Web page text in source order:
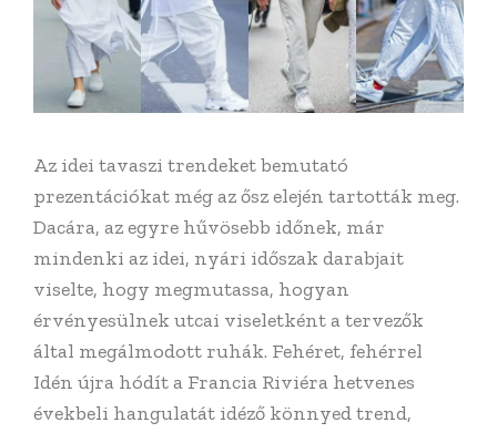
Az idei tavaszi trendeket bemutató
prezentációkat még az ősz elején tartották meg.
Dacára, az egyre hűvösebb időnek, már
mindenki az idei, nyári időszak darabjait
viselte, hogy megmutassa, hogyan
érvényesülnek utcai viseletként a tervezők
által megálmodott ruhák. Fehéret, fehérrel
Idén újra hódít a Francia Riviéra hetvenes
évekbeli hangulatát idéző könnyed trend,